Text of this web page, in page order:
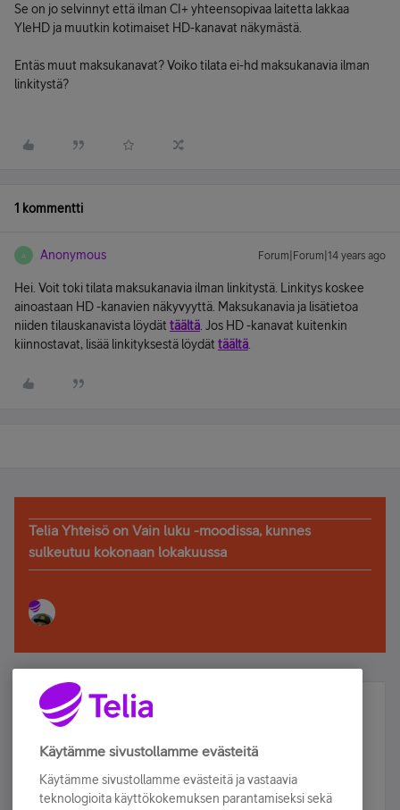
Se on jo selvinnyt että ilman CI+ yhteensopivaa laitetta lakkaa
YleHD ja muutkin kotimaiset HD-kanavat näkymästä.
Entäs muut maksukanavat? Voiko tilata ei-hd maksukanavia ilman
linkitystä?
1 kommentti
A Anonymous Forum|Forum|14 years ago
Hei. Voit toki tilata maksukanavia ilman linkitystä. Linkitys koskee
ainoastaan HD -kanavien näkyvyyttä. Maksukanavia ja lisätietoa
niiden tilauskanavista löydät täältä . Jos HD -kanavat kuitenkin
kiinnostavat, lisää linkityksestä löydät täältä
Telia Yhteisö on Vain luku -moodissa, kunnes
sulkeutuu kokonaan lokakuussa
Älä jää paitsi – osallistu ja voita!
Tilaa Telian uutiskirje ja olet mukana arvonnassa.
sähköpostiisi.
Käytämme sivustollamme evästeitä
Käytämme sivustollamme evästeitä ja vastaavia
teknologioita käyttökokemuksen parantamiseksi sekä